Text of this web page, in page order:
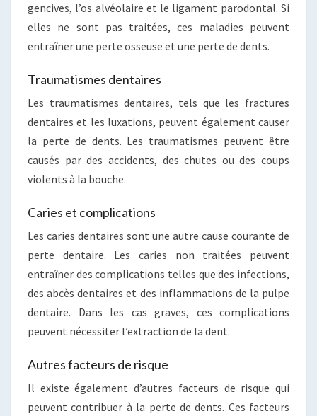
gencives, l’os alvéolaire et le ligament parodontal. Si
elles ne sont pas traitées, ces maladies peuvent
entraîner une perte osseuse et une perte de dents.
Traumatismes dentaires
Les traumatismes dentaires, tels que les fractures
dentaires et les luxations, peuvent également causer
la perte de dents. Les traumatismes peuvent être
causés par des accidents, des chutes ou des coups
violents à la bouche.
Caries et complications
Les caries dentaires sont une autre cause courante de
perte dentaire. Les caries non traitées peuvent
entraîner des complications telles que des infections,
des abcès dentaires et des inflammations de la pulpe
dentaire. Dans les cas graves, ces complications
peuvent nécessiter l’extraction de la dent.
Autres facteurs de risque
Il existe également d’autres facteurs de risque qui
peuvent contribuer à la perte de dents. Ces facteurs